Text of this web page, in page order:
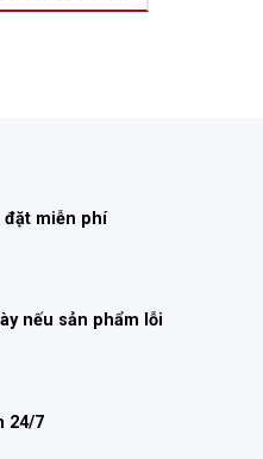
đặt miễn phí
nếu sản phẩm lỗi
24/7